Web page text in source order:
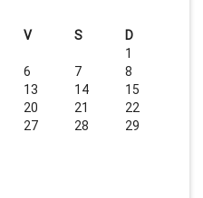
V S D
1
6 7
8
13 14
15
20 21
22
27 28
29